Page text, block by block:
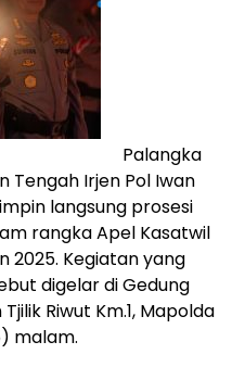
Palangka
Tengah Irjen Pol Iwan
langsung prosesi
rangka Apel Kasatwil
2025. Kegiatan yang
digelar di Gedung
Riwut Km.1, Mapolda
malam.